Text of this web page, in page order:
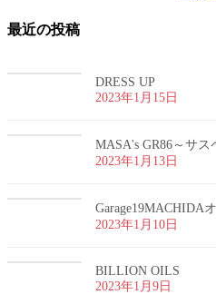
最近の投稿
DRESS UP
2023年1月15日
MASA's GR86～サス
2023年1月13日
Garage19MACHIDA
2023年1月10日
BILLION OILS
2023年1月9日